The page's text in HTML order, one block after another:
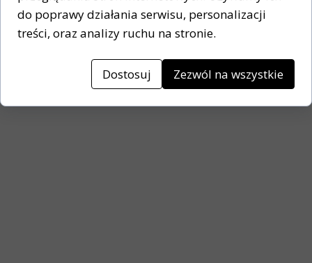
do poprawy działania serwisu, personalizacji
treści, oraz analizy ruchu na stronie.
Dostosuj Zezwól na wszystkie